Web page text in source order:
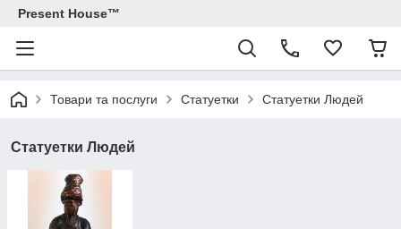
Present House™
Товари та послуги Статуетки Статуетки Людей
Статуетки Людей